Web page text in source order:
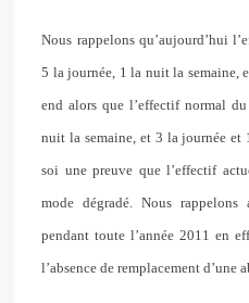
Nous rappelons qu’aujourd’hui
5 la journée, 1 la nuit la semaine,
end alors que l’effectif normal
nuit la semaine, et 3 la journée et
soi une preuve que l’effectif
mode dégradé. Nous
pendant toute l’année 2011 en
l’absence de remplacement d’une